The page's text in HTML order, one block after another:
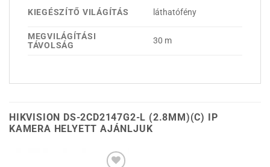
KIEGÉSZÍTŐ VILÁGÍTÁS láthatófény
MEGVILÁGÍTÁSI
TÁVOLSÁG
30 m
HIKVISION DS-2CD2147G2-L (2.8MM)(C) IP
KAMERA HELYETT AJÁNLJUK